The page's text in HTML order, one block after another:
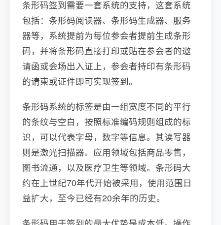
条形码签到需要一套系统的支持，这套系统
包括：条形码阅读器、条形码生成器、服务
器等，系统提前为每位参会者提前生成条形
码，并将条形码直接打印或贴在参会者的邀
请函或会场出入证上，参会者持印有条形码
的请柬或证件即可实现签到。
条形码系统的标签是由一组宽度不同的平行
的条纹与空白，按照标准编码规则组成的标
识，可以代表字母，数字等信息。其读写器
则是激光扫描器。应用领域包括商品零售，
图书流通，以及医疗卫生等领域。条形码大
约在上世纪70年代开始被采用，使用范围日
益扩大，至今已经有20余年的历史。